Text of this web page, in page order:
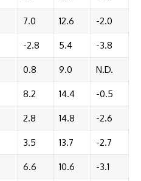
7.0 12.6 -2.0
-2.8 5.4 -3.8
0.8 9.0 N.D.
8.2 14.4 -0.5
2.8 14.8 -2.6
3.5 13.7 -2.7
6.6 10.6 -3.1